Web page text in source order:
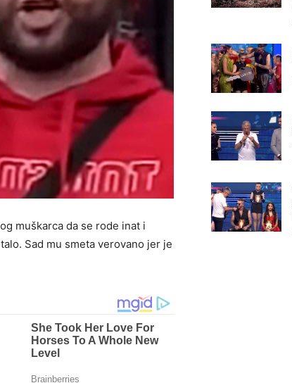
muškarca da se rode inat i
Sad mu smeta verovano jer je